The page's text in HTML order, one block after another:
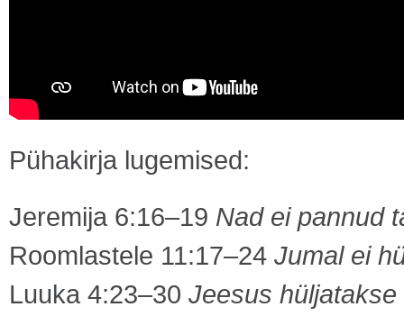
Pühakirja lugemised:
Jeremija 6:16–19 Nad ei pannud
Roomlastele 11:17–24 Jumal ei
Luuka 4:23–30 Jeesus